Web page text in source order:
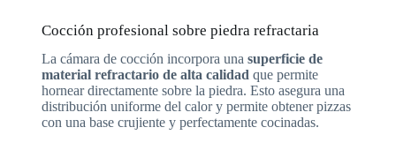
Cocción profesional sobre piedra refractaria
La cámara de cocción incorpora una superficie de
material refractario de alta calidad que permite
hornear directamente sobre la piedra. Esto asegura una
distribución uniforme del calor y permite obtener pizzas
con una base crujiente y perfectamente cocinadas.